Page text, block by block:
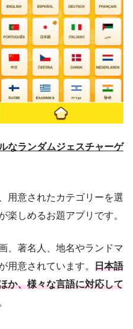
なランダムジェスチャーゲ
用意されたカテゴリーを選
楽しめるお題アプリです。
、著名人、地名やランドマ
用意されています。 日本語
か、様々な言語に対応して